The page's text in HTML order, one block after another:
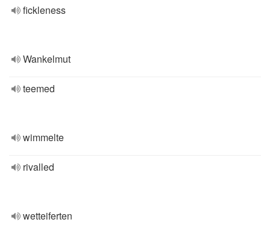
fickleness
Wankelmut
teemed
wimmelte
rivalled
wetteiferten